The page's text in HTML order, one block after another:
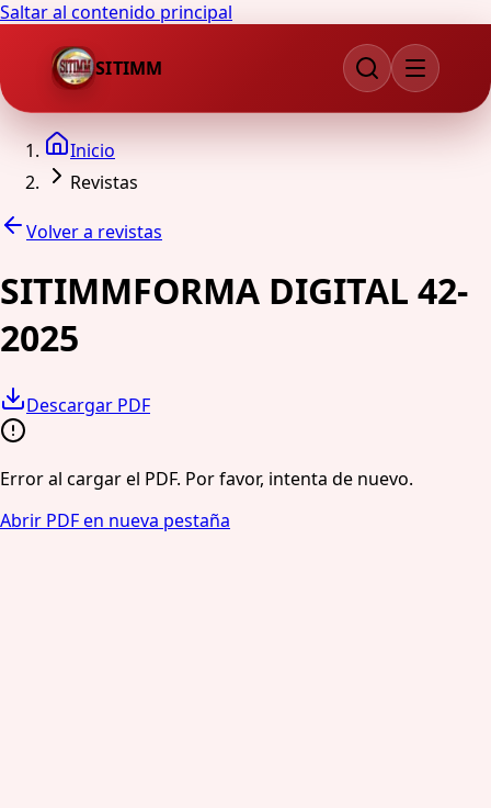
Saltar al contenido principal
SITIMM
Inicio
Revistas
Volver a revistas
SITIMMFORMA DIGITAL 42-
2025
Descargar PDF
Error al cargar el PDF. Por favor, intenta de nuevo.
Abrir PDF en nueva pestaña